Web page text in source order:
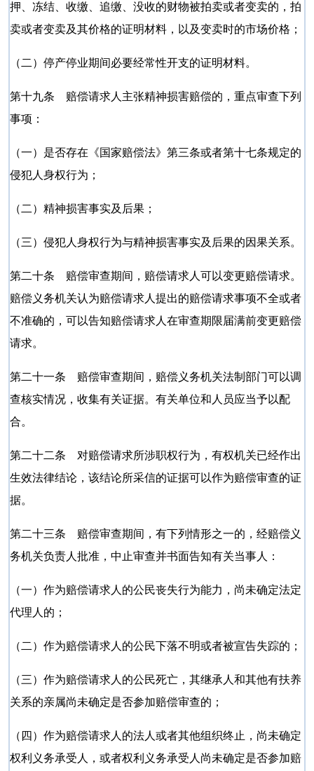
押、冻结、收缴、追缴、没收的财物被拍卖或者变卖的，拍
卖或者变卖及其价格的证明材料，以及变卖时的市场价格；
（二）停产停业期间必要经常性开支的证明材料。
第十九条 赔偿请求人主张精神损害赔偿的，重点审查下列
事项：
（一）是否存在《国家赔偿法》第三条或者第十七条规定的
侵犯人身权行为；
（二）精神损害事实及后果；
（三）侵犯人身权行为与精神损害事实及后果的因果关系。
第二十条 赔偿审查期间，赔偿请求人可以变更赔偿请求。
赔偿义务机关认为赔偿请求人提出的赔偿请求事项不全或者
不准确的，可以告知赔偿请求人在审查期限届满前变更赔偿
请求。
第二十一条 赔偿审查期间，赔偿义务机关法制部门可以调
查核实情况，收集有关证据。有关单位和人员应当予以配
合。
第二十二条 对赔偿请求所涉职权行为，有权机关已经作出
生效法律结论，该结论所采信的证据可以作为赔偿审查的证
据。
第二十三条 赔偿审查期间，有下列情形之一的，经赔偿义
务机关负责人批准，中止审查并书面告知有关当事人：
（一）作为赔偿请求人的公民丧失行为能力，尚未确定法定
代理人的；
（二）作为赔偿请求人的公民下落不明或者被宣告失踪的；
（三）作为赔偿请求人的公民死亡，其继承人和其他有扶养
关系的亲属尚未确定是否参加赔偿审查的；
（四）作为赔偿请求人的法人或者其他组织终止，尚未确定
权利义务承受人，或者权利义务承受人尚未确定是否参加赔